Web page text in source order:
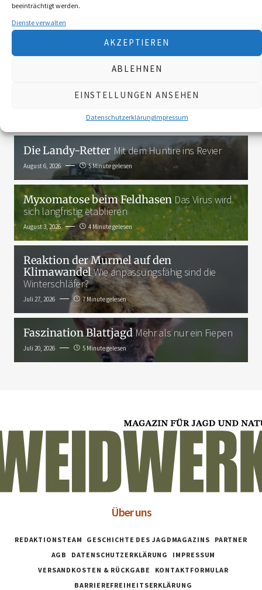
beeinträchtigt werden.
Dienste verwalten
AKZEPTIEREN
ABLEHNEN
EINSTELLUNGEN ANSEHEN
DatenschutzerklärungImpressum
Folgen Sie uns
3K
Die Landy-Retter Mit dem Huntire ins Revier
August 6, 2026 5 Minute gelesen
Myxomatose beim Feldhasen Das Virus wird
sich langfristig etablieren
August 3, 2026 4 Minute gelesen
Reaktion der Murmel auf den
KlimawandelWie anpassungsfähig sind die
Winterschläfer?
Juli 27, 2026 7 Minute gelesen
Faszination BlattjagdMehr als nur ein Fiepen
Juli 20, 2026 5 Minute gelesen
Über uns
REDAKTIONSTEAM GESCHICHTE DES JAGDMAGAZINS
PARTNER
AGB
DATENSCHUTZERKLÄRUNG
IMPRESSUM
VERSANDKOSTEN & RÜCKGABE
KONTAKTFORMULAR
BARRIEREFREIHEITSERKLÄRUNG